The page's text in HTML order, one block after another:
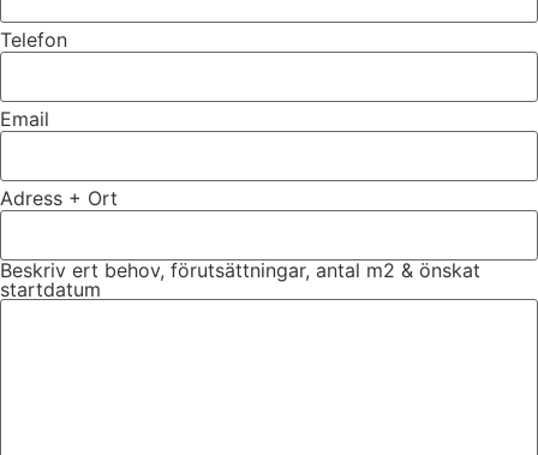
Telefon
Email
Adress + Ort
Beskriv ert behov, förutsättningar, antal m2 & önskat
startdatum